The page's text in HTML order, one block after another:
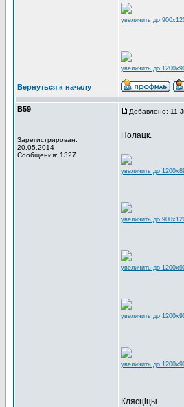
увеличить до
увеличить до
Вернуться к началу
В59
Зарегистрирован:
20.05.2014
Сообщения: 1327
Добавлено: 11
Полацк.
увеличить до
увеличить до
увеличить до
увеличить до
увеличить до
Клясціцы.